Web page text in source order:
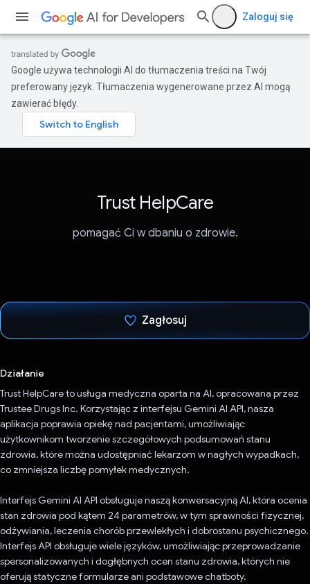
Zaloguj się
Google używa technologii AI do tłumaczenia treści na Twój
preferowany język. Tłumaczenia wygenerowane przez AI mogą
zawierać błędy.
Trust HelpCare
pomagać Ci w dbaniu o zdrowie.
Zagłosuj
Działanie
Trust HelpCare to usługa medyczna oparta na AI, opracowana przez
Trustee Drugs Inc. Korzystając z interfejsu Gemini AI API, nasza
aplikacja poprawia opiekę nad pacjentami, umożliwiając
użytkownikom tworzenie szczegółowych podsumowań stanu
zdrowia, które można udostępniać lekarzom w nagłych wypadkach,
co zmniejsza liczbę pomyłek medycznych.
Interfejs Gemini AI API obsługuje naszą konwersacyjną AI, która ocenia
stan zdrowia pod kątem 24 parametrów, w tym sprawności fizycznej,
odżywiania, leczenia chorób przewlekłych i dobrostanu psychicznego.
Interfejs API obsługuje wiele języków, umożliwiając przeprowadzanie
spersonalizowanych i dogłębnych ocen stanu zdrowia, których nie
oferują statyczne formularze ani podstawowe chatboty.